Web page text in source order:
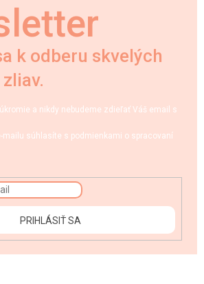
k odberu skvelých
a nikdy nebudeme zdieľať Váš email s
mailu súhlasíte s podmienkami o spracovaní
PRIHLÁSIŤ SA